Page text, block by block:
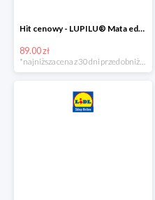
Hit cenowy - LUPILU® Mata edukacyjna dla niemowląt, 1 sztuka
89.00 zł
*najniższa cena z 30 dni przed obniżką